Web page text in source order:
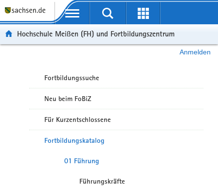
Portalübergreifende Navigation
Hochschule Meißen (FH) und Fortbildungszentrum
Anmelden
Fortbildungssuche
Neu beim FoBiZ
Für Kurzentschlossene
Fortbildungskatalog
01 Führung
Führungskräfte